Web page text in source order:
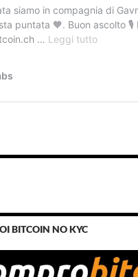
BITCOIN NO KYC